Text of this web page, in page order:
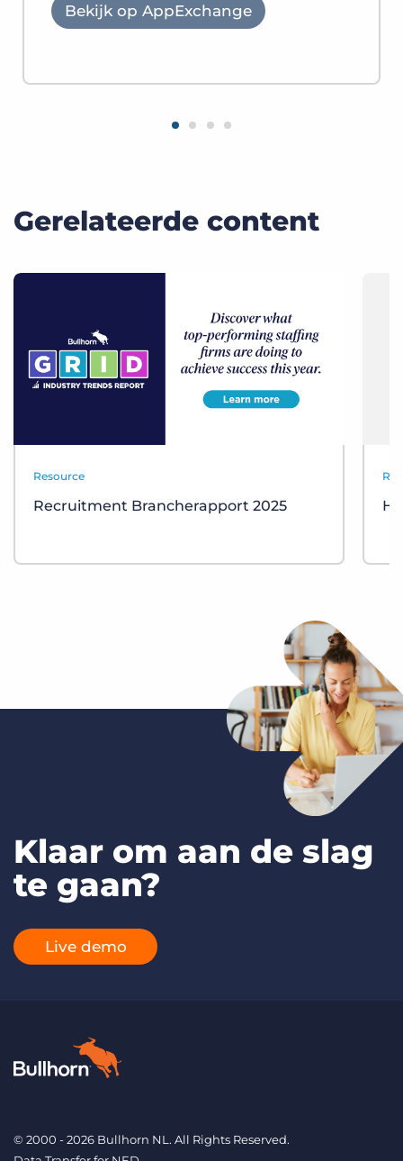
Bekijk op AppExchange
Gerelateerde content
Resource
Recruitment Brancherapport 2025
Klaar om aan de slag
te gaan?
Live demo
© 2000 - 2026 Bullhorn NL. All Rights Reserved.